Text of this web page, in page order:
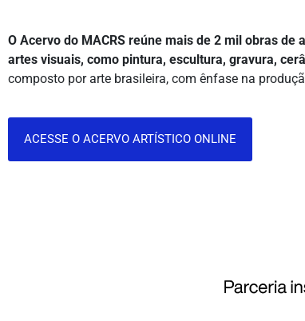
O Acervo do MACRS reúne mais de 2 mil obras
artes visuais, como pintura, escultura, gravura,
composto por arte brasileira, com ênfase na
ACESSE O ACERVO ARTÍSTICO ONLINE